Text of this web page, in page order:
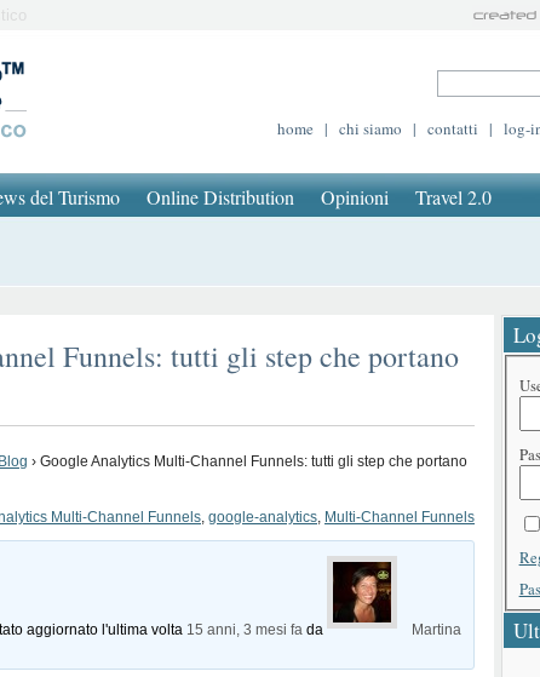
home | chi siamo | contatti | log-
del Turismo Online Distribution Opinioni Travel 2.0
Funnels: tutti gli step che portano
› Google Analytics Multi-Channel Funnels: tutti gli step che portano
Multi-Channel Funnels, google-analytics, Multi-Channel Funnels
aggiornato l'ultima volta 15 anni, 3 mesi fa da
Martina